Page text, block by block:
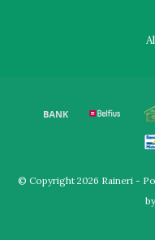
© Copyright 2026 Raineri -
by